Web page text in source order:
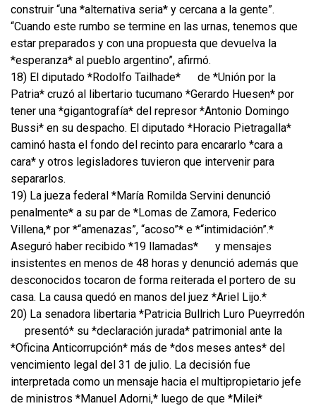
construir “una *alternativa seria* y cercana a la gente”.
“Cuando este rumbo se termine en las urnas, tenemos que
estar preparados y con una propuesta que devuelva la
*esperanza* al pueblo argentino”, afirmó.
18) El diputado *Rodolfo Tailhade*
de *Unión por la
Patria* cruzó al libertario tucumano *Gerardo Huesen* por
tener una *gigantografía* del represor *Antonio Domingo
Bussi* en su despacho. El diputado *Horacio Pietragalla*
caminó hasta el fondo del recinto para encararlo *cara a
cara* y otros legisladores tuvieron que intervenir para
separarlos.
19) La jueza federal *María Romilda Servini denunció
penalmente* a su par de *Lomas de Zamora, Federico
Villena,* por *“amenazas”, “acoso”* e *“intimidación”.*
Aseguró haber recibido *19 llamadas*
y mensajes
insistentes en menos de 48 horas y denunció además que
desconocidos tocaron de forma reiterada el portero de su
casa. La causa quedó en manos del juez *Ariel Lijo.*
20) La senadora libertaria *Patricia Bullrich Luro Pueyrredón
presentó* su *declaración jurada* patrimonial ante la
*Oficina Anticorrupción* más de *dos meses antes* del
vencimiento legal del 31 de julio. La decisión fue
interpretada como un mensaje hacia el multipropietario jefe
de ministros *Manuel Adorni,* luego de que *Milei*